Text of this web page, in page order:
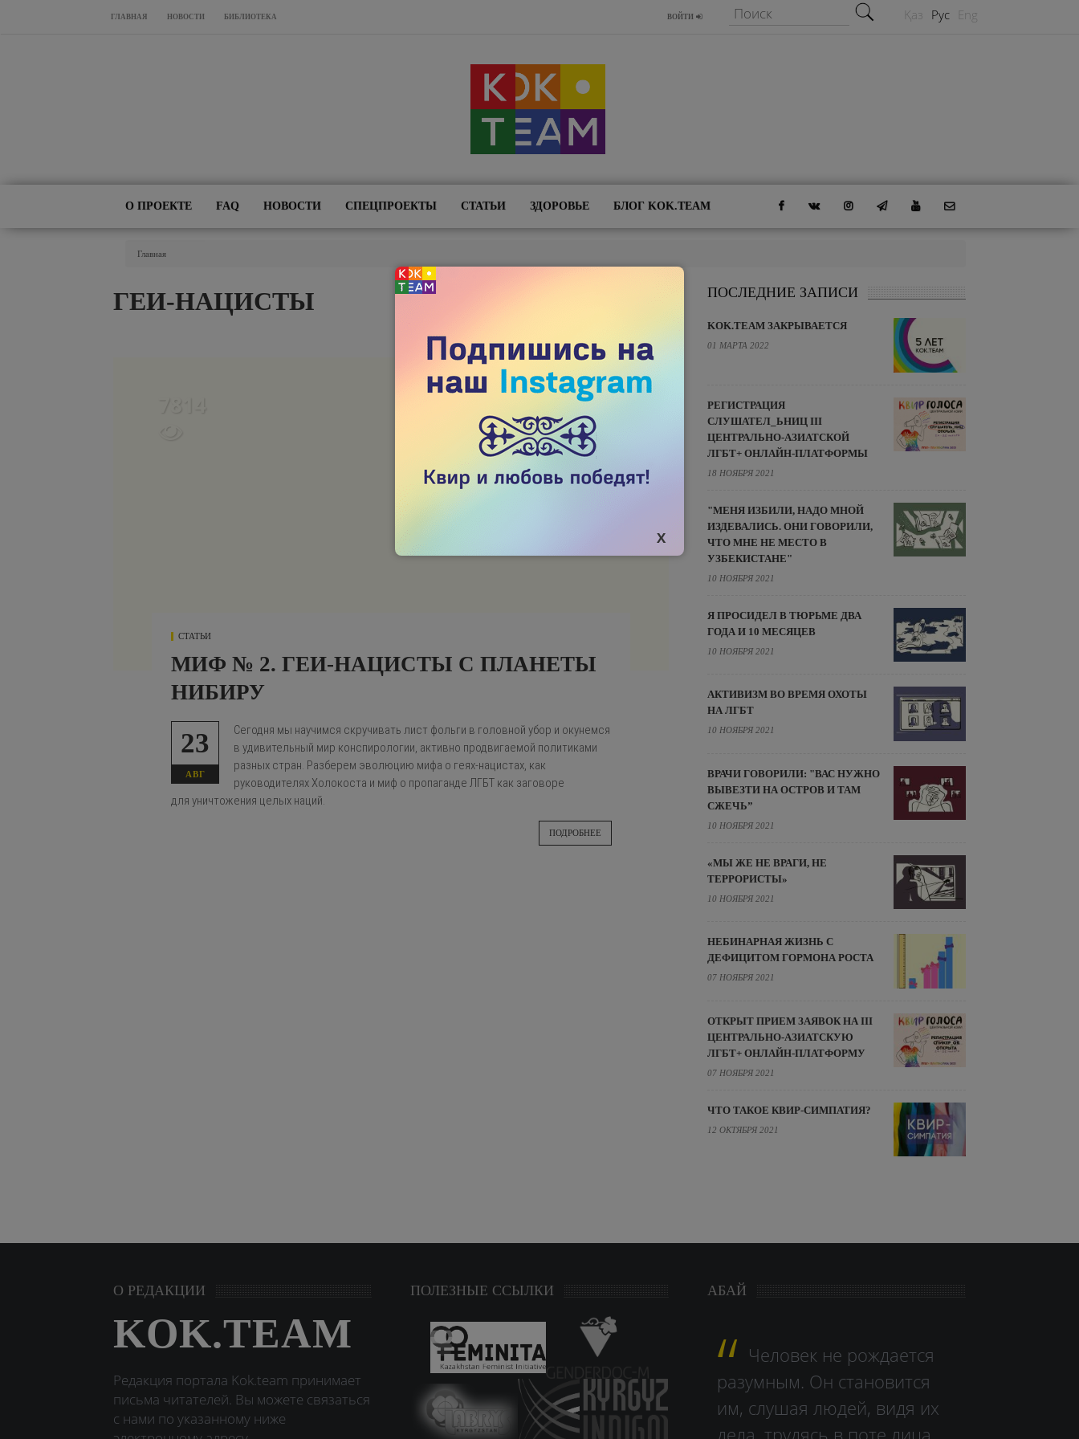
Перейти к основному содержанию
ГЛАВНАЯ НОВОСТИ БИБЛИОТЕКА ВОЙТИ
Форма поиска
Поиск Қаз Рус Eng
О ПРОЕКТЕ FAQ НОВОСТИ СПЕЦПРОЕКТЫ СТАТЬИ ЗДОРОВЬЕ БЛОГ KOK.TEAM
Главная
ГЕИ-НАЦИСТЫ
СТАТЬИ
МИФ № 2. ГЕИ-НАЦИСТЫ С ПЛАНЕТЫ
НИБИРУ
23
АВГ
Сегодня мы научимся скручивать лист фольги в головной убор и окунемся
в удивительный мир конспирологии, активно продвигаемой политиками
разных стран. Разберем эволюцию мифа о геях-нацистах, как
руководителях Холокоста и миф о пропаганде ЛГБТ как заговоре
для уничтожения целых наций.
ПОДРОБНЕЕ
ПОСЛЕДНИЕ ЗАПИСИ
KOK.TEAM ЗАКРЫВАЕТСЯ
01 МАРТА 2022
РЕГИСТРАЦИЯ
СЛУШАТЕЛ_ЬНИЦ III
ЦЕНТРАЛЬНО-АЗИАТСКОЙ
ЛГБТ+ ОНЛАЙН-ПЛАТФОРМЫ
18 НОЯБРЯ 2021
"МЕНЯ ИЗБИЛИ, НАДО МНОЙ
ИЗДЕВАЛИСЬ. ОНИ ГОВОРИЛИ,
ЧТО МНЕ НЕ МЕСТО В
УЗБЕКИСТАНЕ"
10 НОЯБРЯ 2021
Я ПРОСИДЕЛ В ТЮРЬМЕ ДВА
ГОДА И 10 МЕСЯЦЕВ
10 НОЯБРЯ 2021
АКТИВИЗМ ВО ВРЕМЯ ОХОТЫ
НА ЛГБТ
10 НОЯБРЯ 2021
ВРАЧИ ГОВОРИЛИ: "ВАС НУЖНО
ВЫВЕЗТИ НА ОСТРОВ И ТАМ
СЖЕЧЬ”
10 НОЯБРЯ 2021
«МЫ ЖЕ НЕ ВРАГИ, НЕ
ТЕРРОРИСТЫ»
10 НОЯБРЯ 2021
НЕБИНАРНАЯ ЖИЗНЬ С
ДЕФИЦИТОМ ГОРМОНА РОСТА
07 НОЯБРЯ 2021
ОТКРЫТ ПРИЕМ ЗАЯВОК НА III
ЦЕНТРАЛЬНО-АЗИАТСКУЮ
ЛГБТ+ ОНЛАЙН-ПЛАТФОРМУ
07 НОЯБРЯ 2021
ЧТО ТАКОЕ КВИР-СИМПАТИЯ?
12 ОКТЯБРЯ 2021
О РЕДАКЦИИ
KOK.TEAM
Редакция портала Kok.team принимает
письма читателей. Вы можете связаться
с нами по указанному ниже
ПОЛЕЗНЫЕ ССЫЛКИ АБАЙ
Человек не рождается
разумным. Он становится
им, слушая людей, видя их
дела, тру­дясь в поте лица.